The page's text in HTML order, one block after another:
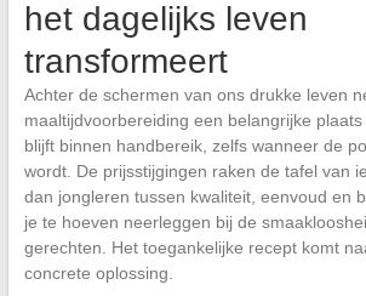
het dagelijks leven
transformeert
Achter de schermen van ons drukke leven
maaltijdvoorbereiding een belangrijke plaats
blijft binnen handbereik, zelfs wanneer de
wordt. De prijsstijgingen raken de tafel van
dan jongleren tussen kwaliteit, eenvoud en
je te hoeven neerleggen bij de
gerechten. Het toegankelijke recept komt
concrete oplossing.